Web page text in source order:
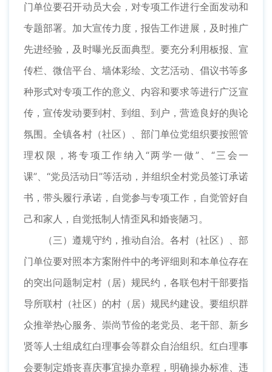
门单位要召开动员大会，对专项工作进行全面发动和
专题部署。加大宣传力度，报告工作进展，及时推广
先进经验，及时曝光反面典型。要充分利用板报、宣
传栏、微信平台、墙体彩绘、文艺活动、倡议书等多
种形式对专项工作的意义、内容和要求等进行广泛宣
传，宣传发动要到村、到组、到户，营造良好的舆论
氛围。全镇各村（社区）、部门单位党组织要按照管
理权限，将专项工作纳入“两学一做”、“三会一
课”、“党员活动日”等活动，并组织全村党员签订承诺
书，带头履行承诺，自觉参与专项工作，自觉管好自
己和家人，自觉抵制人情歪风和婚丧陋习。
（三）遵规守约，推动自治。各村（社区）、部
门单位要对照本方案附件中的考评细则和本单位存在
的突出问题制定村（居）规民约，各联包村干部要指
导所联村（社区）的村（居）规民约建设。要组织群
众推举热心服务、崇尚节俭的老党员、老干部、新乡
贤等人士组成红白理事会等群众自治组织。红白理事
会要制定婚丧喜庆事宜操办章程，明确操办标准、违